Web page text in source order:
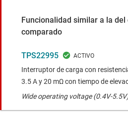
Funcionalidad similar a la
comparado
TPS22995
Interruptor de carga con
3.5 A y 20 mΩ con tiempo de
Wide operating voltage (0.4V-